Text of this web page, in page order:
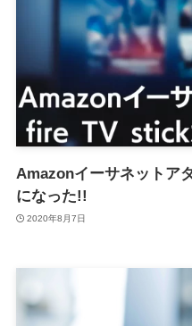
Amazonイーサネットア
になった!!
2020年8月7日